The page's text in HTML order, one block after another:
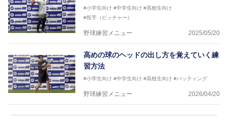
#小学生向け #中学生向け #高校生向け
#投手（ピッチャー）
野球練習メニュー 2025/05/20
高めの球のヘッドの出し方を覚えていく練
習方法
#小学生向け #中学生向け #高校生向け #バッティング
野球練習メニュー 2026/04/20